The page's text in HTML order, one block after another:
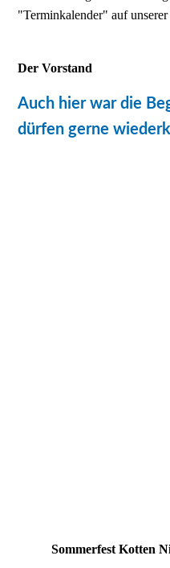
"Terminkalender" auf
Der Vorstand
Auch hier war die
dürfen gerne
Sommerfest Kotten